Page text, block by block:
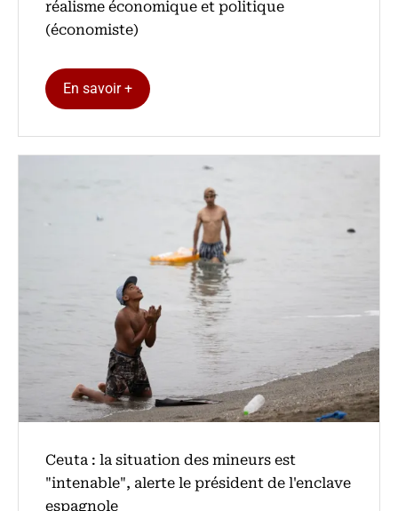
réalisme économique et politique
(économiste)
En savoir +
Ceuta : la situation des mineurs est
"intenable", alerte le président de l'enclave
espagnole